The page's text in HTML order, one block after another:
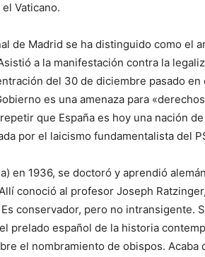
Vaticano.
de Madrid se ha distinguido como el
a la manifestación contra la
del 30 de diciembre pasado
es una amenaza para
que España es hoy una nación
por el laicismo fundamentalista del
en 1936, se doctoró y aprendió
conoció al profesor Joseph
conservador, pero no intransigente.
prelado español de la historia
el nombramiento de obispos. Acaba